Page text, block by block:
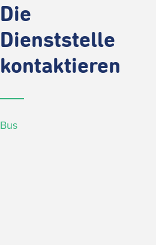
Die
Dienststelle
kontaktieren
Bus